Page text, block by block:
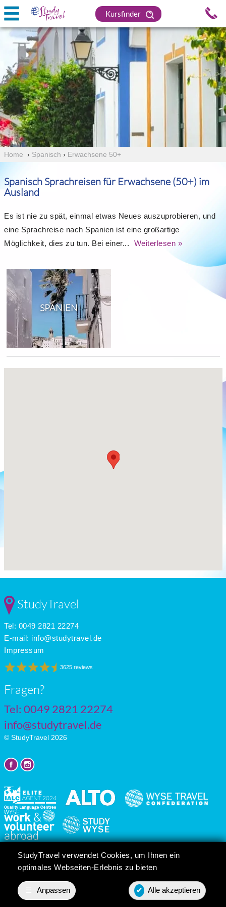
Kursfinder
Preis anfordern
Home › Spanisch › Erwachsene 50+
Spanisch Sprachreisen für Erwachsene (50+) im
Ausland
Es ist nie zu spät, einmal etwas Neues auszuprobieren, und
eine Sprachreise nach Spanien ist eine großartige
Möglichkeit, dies zu tun. Bei einer...
Weiterlesen »
SPANIEN
StudyTravel verwendet Cookies, um Ihnen ein
optimales Webseiten-Erlebnis zu bieten
Anpassen ✔ Alle akzeptieren
StudyTravel
Tel: 0049 2821 22274
E-mail: info@studytravel.de
Impressum
3625 reviews
Fragen?
Tel: 0049 2821 22274
info@studytravel.de
© StudyTravel 2026
Cookie-Einstellungen